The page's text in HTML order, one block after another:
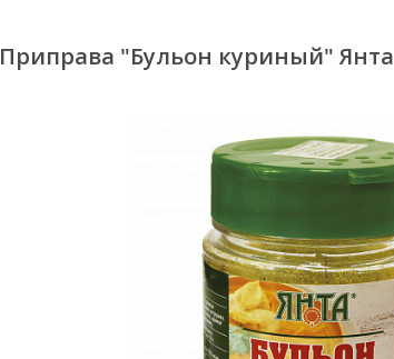
Приправа "Бульон куриный" Янта